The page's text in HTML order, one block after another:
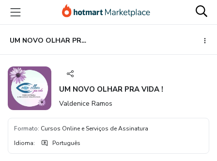
para
conteúdo
principal
para
pagamento
para
rodapé
UM NOVO OLHAR PRA VIDA !
UM NOVO OLHAR PRA VIDA !
Valdenice Ramos
Formato: Cursos Online e Serviços de Assinatura
Idioma: Português